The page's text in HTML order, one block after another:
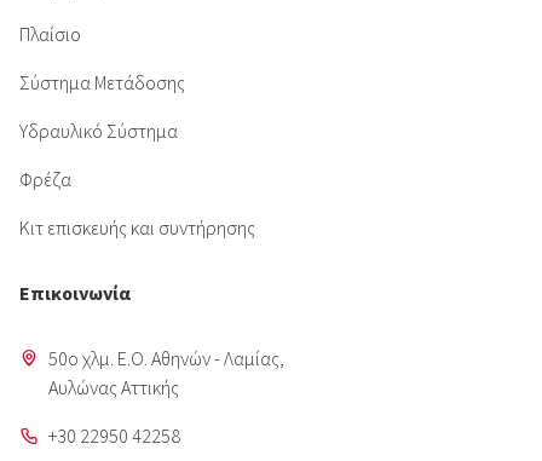
Πλαίσιο
Σύστημα Μετάδοσης
Υδραυλικό Σύστημα
Φρέζα
Κιτ επισκευής και συντήρησης
Επικοινωνία
50o χλμ. Ε.Ο. Αθηνών - Λαμίας,
Aυλώνας Αττικής
+30 22950 42258